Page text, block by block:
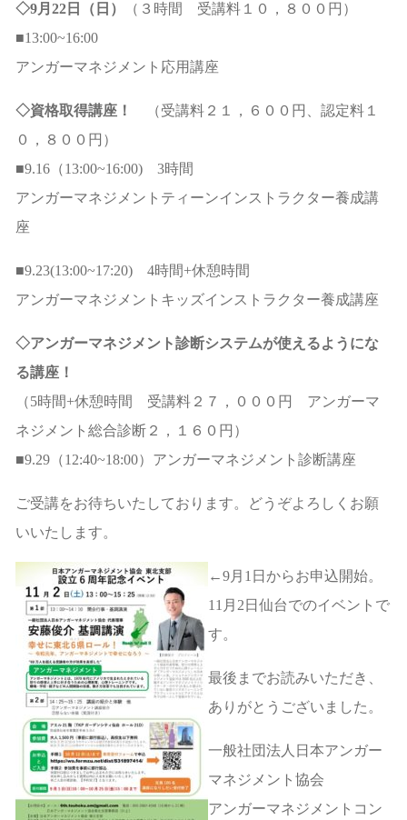
◇9月22日（日）
（３時間 受講料１０，８００円）
■13:00~16:00
アンガーマネジメント応用講座
◇資格取得講座！
（受講料２１，６００円、認定料１
０，８００円）
■9.16（13:00~16:00) 3時間
アンガーマネジメントティーンインストラクター養成講
座
■9.23(13:00~17:20) 4時間+休憩時間
アンガーマネジメントキッズインストラクター養成講座
◇アンガーマネジメント診断システムが使えるようにな
る講座！
（5時間+休憩時間 受講料２７，０００円 アンガーマ
ネジメント総合診断２，１６０円）
■9.29（12:40~18:00）アンガーマネジメント診断講座
ご受講をお待ちいたしております。どうぞよろしくお願
いいたします。
←9月1日からお申込開始。
11月2日仙台でのイベントで
す。
最後までお読みいただき、
ありがとうございました。
一般社団法人日本アンガー
マネジメント協会
アンガーマネジメントコン